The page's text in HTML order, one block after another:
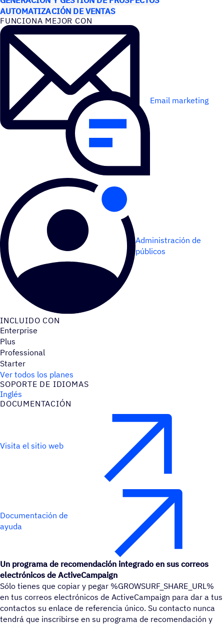
AUTOMATIZACIÓN DE VENTAS
FUNCIONA MEJOR CON
Email marketing
Administración de
públicos
INCLUIDO CON
Enterprise
Plus
Professional
Starter
Ver todos los planes
SOPORTE DE IDIOMAS
Inglés
DOCU­MEN­TA­CIÓN
Visita el sitio web
Documentación de
ayuda
Un programa de recomendación integrado en sus correos
electrónicos de ActiveCampaign
Sólo tienes que copiar y pegar %GROWSURF_SHARE_URL%
en tus correos electrónicos de ActiveCampaign para dar a tus
contactos su enlace de referencia único. Su contacto nunca
tendrá que inscribirse en su programa de recomendación y